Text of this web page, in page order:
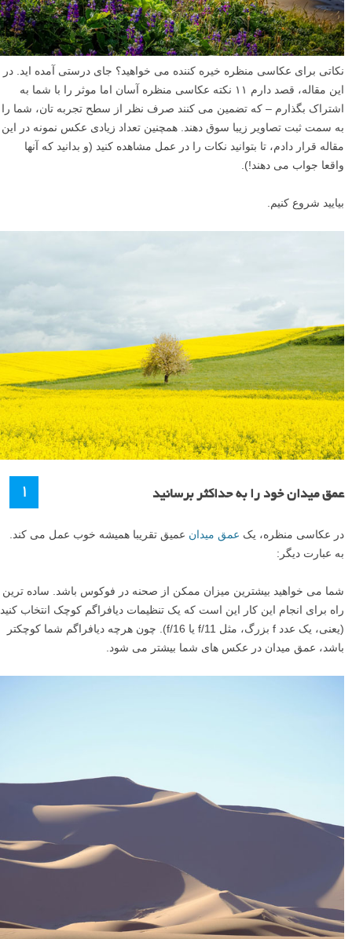
نکاتی برای عکاسی منظره خیره کننده می خواهید؟ جای درستی آمده اید. در
این مقاله، قصد دارم ۱۱ نکته عکاسی منظره آسان اما موثر را با شما به
اشتراک بگذارم – که تضمین می کنند صرف نظر از سطح تجربه تان، شما را
به سمت ثبت تصاویر زیبا سوق دهند. همچنین تعداد زیادی عکس نمونه در این
مقاله قرار دادم، تا بتوانید نکات را در عمل مشاهده کنید (و بدانید که آنها
واقعا جواب می دهند!).
بیایید شروع کنیم.
۱ عمق میدان خود را به حداکثر برسانید
در عکاسی منظره، یک عمق میدان عمیق تقریبا همیشه خوب عمل می کند.
به عبارت دیگر:
شما می خواهید بیشترین میزان ممکن از صحنه در فوکوس باشد. ساده ترین
راه برای انجام این کار این است که یک تنظیمات دیافراگم کوچک انتخاب کنید
(یعنی، یک عدد f بزرگ، مثل f/11 یا f/16). چون هرچه دیافراگم شما کوچکتر
باشد، عمق میدان در عکس های شما بیشتر می شود.